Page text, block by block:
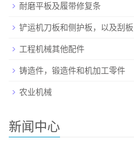
耐磨平板及履带修复条
铲运机刀板和侧护板，以及刮板
工程机械其他配件
铸造件，锻造件和机加工零件
农业机械
新闻中心